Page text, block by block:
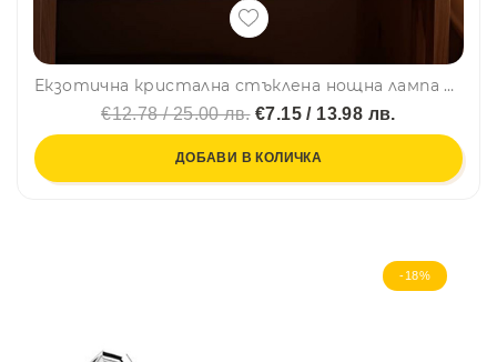
Екзотична кристална стъклена нощна лампа с 3D холограмно изображение на Пегас 3D Creative lamp Pegasus
€12.78 / 25.00 лв.€7.15 / 13.98 лв.
ДОБАВИ В КОЛИЧКА
-18%